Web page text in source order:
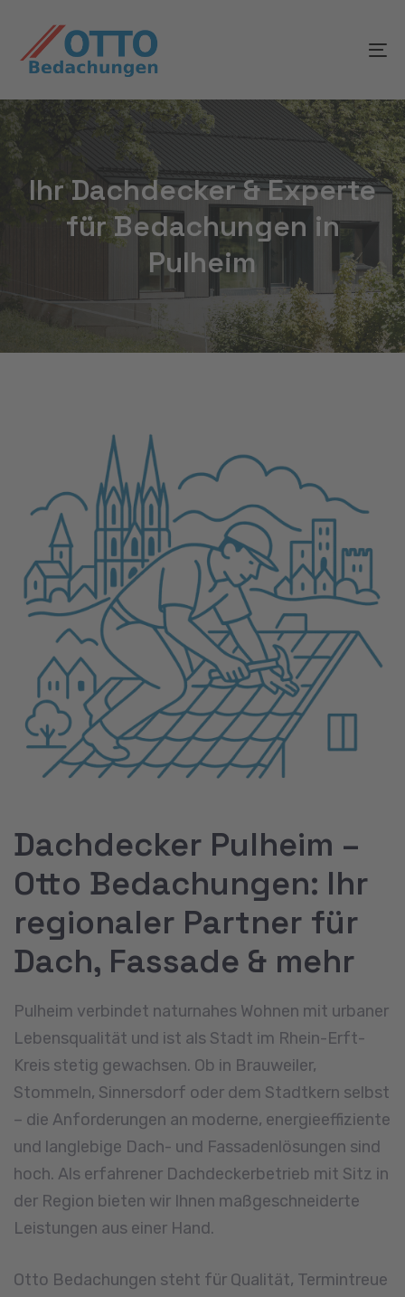
content
Ihr Dachdecker & Experte
für Bedachungen in
Pulheim
Dachdecker Pulheim –
Otto Bedachungen: Ihr
regionaler Partner für
Dach, Fassade & mehr
Pulheim verbindet naturnahes Wohnen mit urbaner
Lebensqualität und ist als Stadt im Rhein-Erft-
Kreis stetig gewachsen. Ob in Brauweiler,
Stommeln, Sinnersdorf oder dem Stadtkern selbst
– die Anforderungen an moderne, energieeffiziente
und langlebige Dach- und Fassadenlösungen sind
hoch. Als erfahrener Dachdeckerbetrieb mit Sitz in
der Region bieten wir Ihnen maßgeschneiderte
Leistungen aus einer Hand.
Otto Bedachungen steht für Qualität, Termintreue